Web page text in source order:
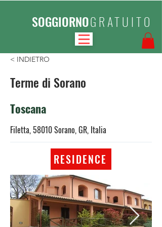
SOGGIORNOGRATUITO
< INDIETRO
Terme di Sorano
Toscana
Filetta, 58010 Sorano, GR, Italia
RESIDENCE